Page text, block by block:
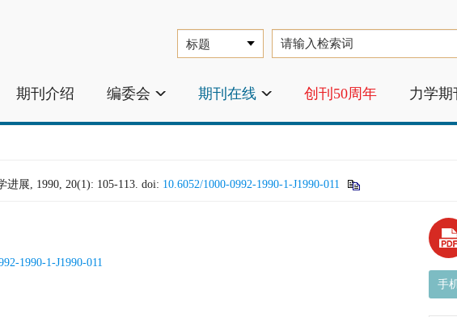
期刊介绍 编委会 期刊在线 创刊50周年 力学期
展, 1990, 20(1): 105-113. doi: 10.6052/1000-0992-1990-1-J1990-011
1990-1-J1990-011
手